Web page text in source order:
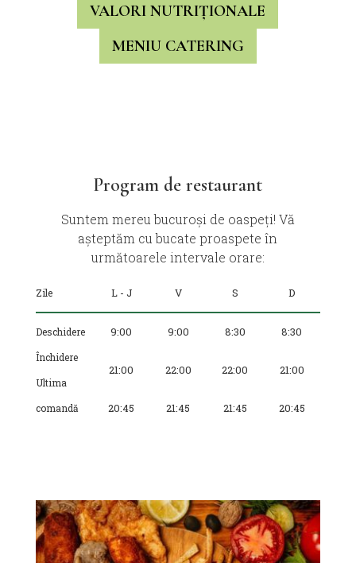
VALORI NUTRIȚIONALE
MENIU CATERING
Program de restaurant
Suntem mereu bucuroși de oaspeți! Vă
așteptăm cu bucate proaspete în
următoarele intervale orare:
Zile L - J V S D
Deschidere
Închidere
Ultima
comandă
9:00
21:00
20:45
9:00
22:00
21:45
8:30
22:00
21:45
8:30
21:00
20:45